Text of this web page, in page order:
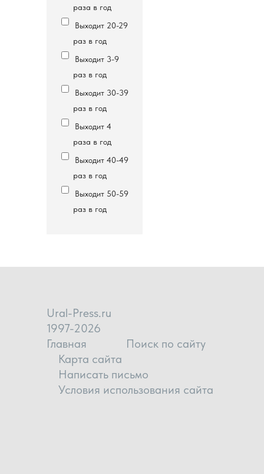
раза в год
Выходит 20-29
раз в год
Выходит 3-9
раз в год
Выходит 30-39
раз в год
Выходит 4
раза в год
Выходит 40-49
раз в год
Выходит 50-59
раз в год
Ural-Press.ru
1997-2026
Главная
Поиск по сайту
Карта сайта
Написать письмо
Условия использования сайта